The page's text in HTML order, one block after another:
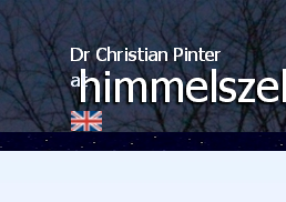
Direkt zum Seiteninhalt